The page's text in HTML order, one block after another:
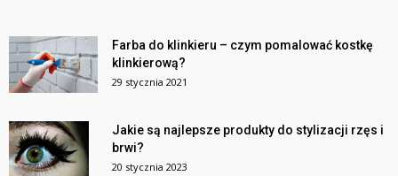
Farba do klinkieru – czym pomalować kostkę
klinkierową?
29 stycznia 2021
Jakie są najlepsze produkty do stylizacji rzęs i
brwi?
20 stycznia 2023